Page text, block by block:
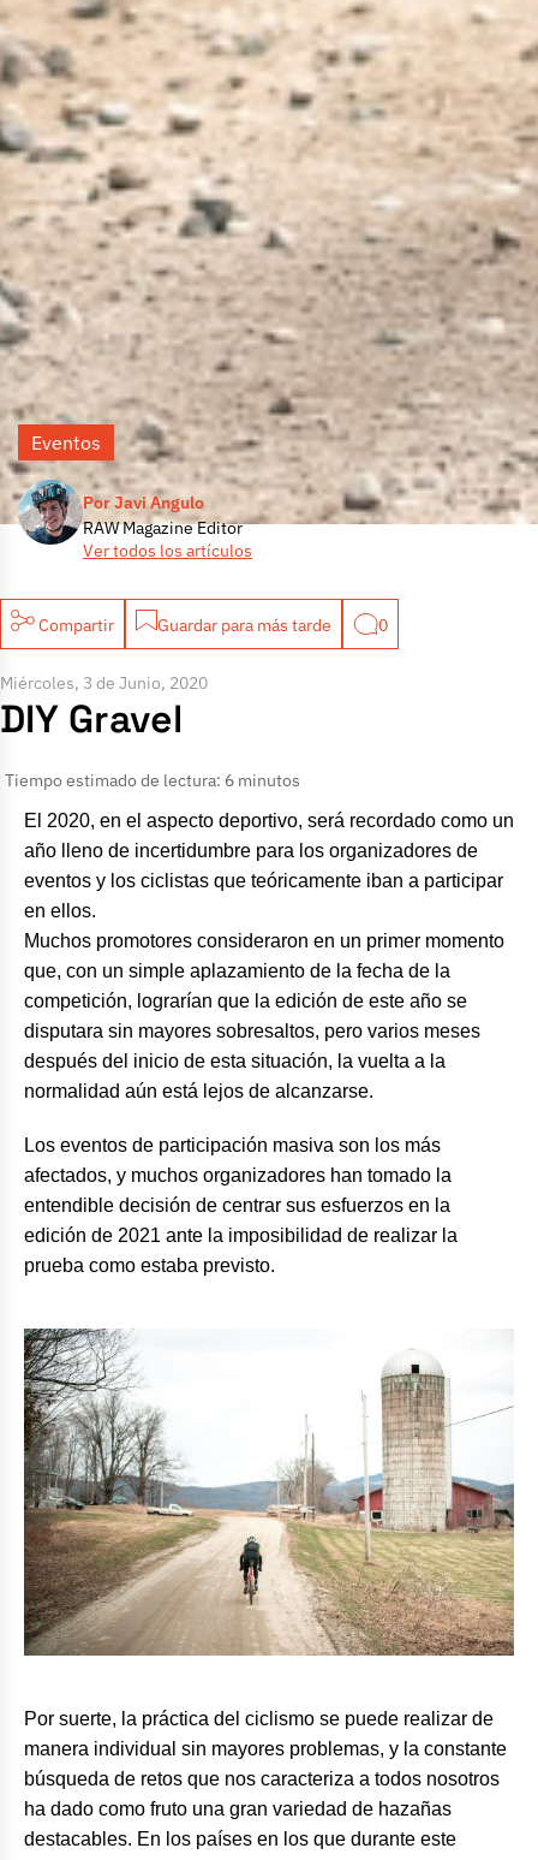
Por Javi Angulo
RAW Magazine Editor
Ver todos los artículos
Eventos
Compartir Guardar para más tarde 0
Miércoles, 3 de Junio, 2020
DIY Gravel
Tiempo estimado de lectura: 6 minutos
El 2020, en el aspecto deportivo, será recordado como un
año lleno de incertidumbre para los organizadores de
eventos y los ciclistas que teóricamente iban a participar
en ellos.
Muchos promotores consideraron en un primer momento
que, con un simple aplazamiento de la fecha de la
competición, lograrían que la edición de este año se
disputara sin mayores sobresaltos, pero varios meses
después del inicio de esta situación, la vuelta a la
normalidad aún está lejos de alcanzarse.
Los eventos de participación masiva son los más
afectados, y muchos organizadores han tomado la
entendible decisión de centrar sus esfuerzos en la
edición de 2021 ante la imposibilidad de realizar la
prueba como estaba previsto.
Por suerte, la práctica del ciclismo se puede realizar de
manera individual sin mayores problemas, y la constante
búsqueda de retos que nos caracteriza a todos nosotros
ha dado como fruto una gran variedad de hazañas
destacables. En los países en los que durante este